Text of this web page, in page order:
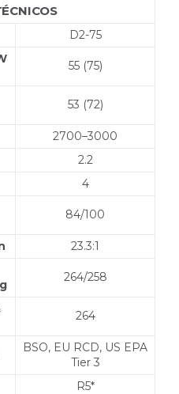
D2-75
55 (75)
53 (72)
2700–3000
2.2
4
84/100
23.3:1
264/258
264
BSO, EU RCD, US EPA
Tier 3
R5*